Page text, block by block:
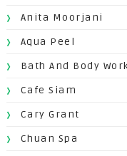
Anita Moorjani
Aqua Peel
Bath And Body
Cafe Siam
Cary Grant
Chuan Spa